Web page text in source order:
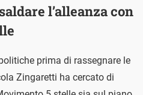
l’alleanza con
prima di rassegnare le
Zingaretti ha cercato di